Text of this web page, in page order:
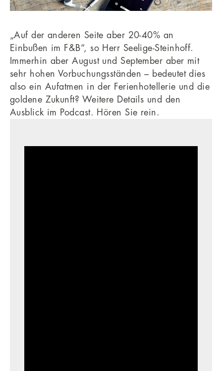
„Auf der anderen Seite aber 20-40% an
Einbußen im F&B“, so Herr Seelige-Steinhoff.
Immerhin aber August und September aber mit
sehr hohen Vorbuchungsständen – bedeutet dies
also ein Aufatmen in der Ferienhotellerie und die
goldene Zukunft? Weitere Details und den
Ausblick im Podcast. Hören Sie rein.